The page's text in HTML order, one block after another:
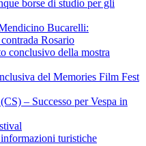
borse di studio per gli
Bucarelli:
Rosario
conclusivo della mostra
del Memories Film Fest
– Successo per Vespa in
turistiche